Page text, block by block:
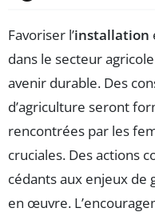
Favoriser l’installation
dans le secteur
avenir durable. Des
d’agriculture seront
rencontrées par les
cruciales. Des actions
cédants aux enjeux
en œuvre.